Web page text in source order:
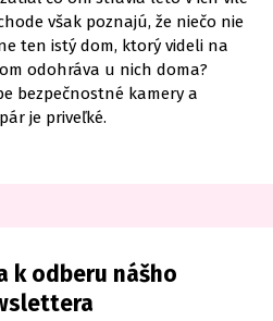
však poznajú, že niečo nie
ten istý dom, ktorý videli na
odohráva u nich doma?
bezpečnostné kamery a
je priveľké.
k odberu nášho